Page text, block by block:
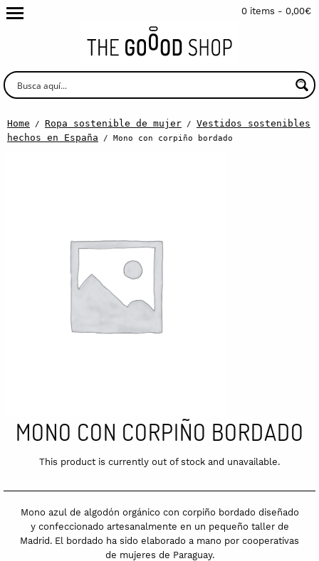
0 items - 0,00€
Home / Ropa sostenible de mujer / Vestidos sostenibles
hechos en España / Mono con corpiño bordado
MONO CON CORPIÑO BORDADO
This product is currently out of stock and unavailable.
Mono azul de algodón orgánico con corpiño bordado diseñado
y confeccionado artesanalmente en un pequeño taller de
Madrid. El bordado ha sido elaborado a mano por cooperativas
de mujeres de Paraguay.